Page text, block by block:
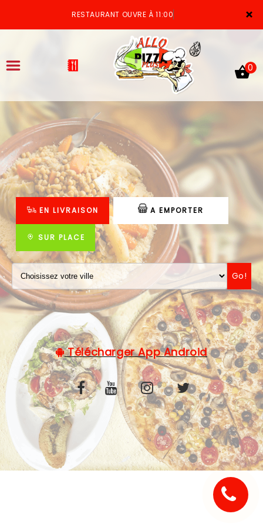
×
RESTAURANT OUVRE À 11:00
ACCUEIL
LA CARTE
VOTRE COMPTE
NOTRE RESTAURANT
VOS AVIS
MENTIONS LÉGALES
0
EN LIVRAISON A EMPORTER
SUR PLACE
Go!
Télécharger App Android